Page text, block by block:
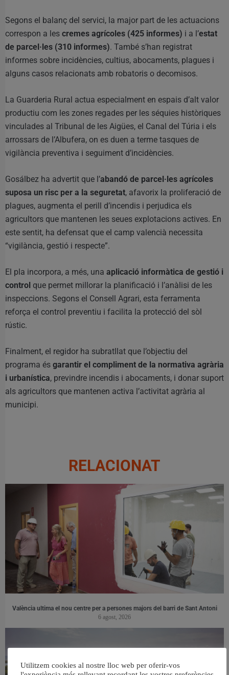
Segons el balanç del servici, la major part de les actuacions
correspon a les cremes agrícoles (425 informes) i a l’estat
de parcel·les (310 informes). També s’han registrat
informes sobre incidències, cultius, abocaments, plagues i
alguns casos relacionats amb robatoris o decomisos.
La Guarderia Rural actua especialment en espais d’alt valor
productiu com les zones regades per les séquies històriques
vinculades al Tribunal de les Aigües, el Canal del Túria i els
arrossars de l’Albufera, on es duen a terme tasques de
vigilància preventiva i seguiment d’incidències.
Gosálbez ha advertit que l’abandó de parcel·les agrícoles
suposa un risc per a la seguretat, afavorix la proliferació de
plagues, augmenta el perill d’incendis i perjudica els
agricultors que mantenen les seues explotacions actives. En
este sentit, ha defensat que el camp valencià necessita
“vigilància, gestió i respecte”.
El pla incorpora, a més, una aplicació informàtica de gestió i
control que permet millorar la planificació i l’anàlisi de les
inspeccions. Segons el Consell Agrari, esta ferramenta
reforça el control preventiu i facilita la protecció del sòl
rústic.
Finalment, el regidor ha subratllat que l’objectiu del
programa és garantir el compliment de la normativa agrària
i urbanística, previndre incendis i abocaments, i donar suport
als agricultors que mantenen activa l’activitat agrària al
municipi.
RELACIONAT
València ultima el nou centre per a persones majors del barri de Sant Antoni
6 agost, 2026
Utilitzem cookies al nostre lloc web per oferir-vos